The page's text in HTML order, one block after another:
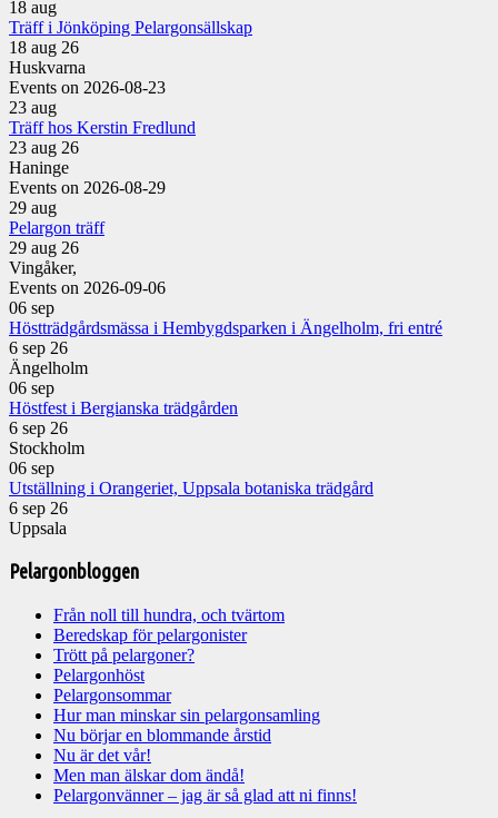
18 aug
Träff i Jönköping Pelargonsällskap
18 aug 26
Huskvarna
Events on 2026-08-23
23 aug
Träff hos Kerstin Fredlund
23 aug 26
Haninge
Events on 2026-08-29
29 aug
Pelargon träff
29 aug 26
Vingåker,
Events on 2026-09-06
06 sep
Höstträdgårdsmässa i Hembygdsparken i Ängelholm, fri entré
6 sep 26
Ängelholm
06 sep
Höstfest i Bergianska trädgården
6 sep 26
Stockholm
06 sep
Utställning i Orangeriet, Uppsala botaniska trädgård
6 sep 26
Uppsala
Pelargonbloggen
Från noll till hundra, och tvärtom
Beredskap för pelargonister
Trött på pelargoner?
Pelargonhöst
Pelargonsommar
Hur man minskar sin pelargonsamling
Nu börjar en blommande årstid
Nu är det vår!
Men man älskar dom ändå!
Pelargonvänner – jag är så glad att ni finns!